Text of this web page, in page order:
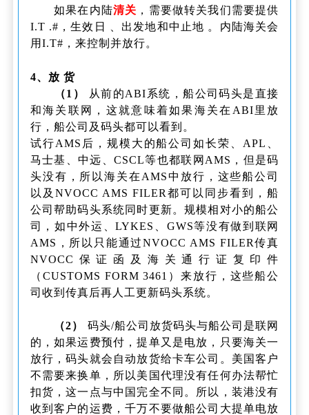
如果在内陆清关 ，需要做转关我们需要提供
I.T .#，生效日 、出发地和中止地 。内陆海关会
用I.T#，来控制并放行。
4、放 货
（1）
从前的ABI系统，船公司码头是直接
和海关联网，这就意味着如果海关在ABI里放
行，船公司及码头都可以看到。
试行AMS后，规模大的船公司如长荣、APL、
马士基、中远、CSCL等也都联网AMS，但是码
头没有，所以海关在AMS中放行，这些船公司
以及NVOCC AMS FILER都可以同步看到，船
公司帮助码头系统同时更新。规模相对小的船公
司，如中外运、LYKES、GWS等没有做到联网
AMS，所以只能通过NVOCC AMS FILER传真
NVOCC保证函及海关通行证复印件
（CUSTOMS FORM 3461）来放行，这些船公
司收到传真后再人工更新码头系统。
（2）
码头/船公司放货码头与船公司是联网
的，如果运费预付，提单又是电放，只要海关一
放行，码头就会自动放货给卡车公司。美国客户
不需要来换单，所以美国代理没有任何办法帮忙
扣货，这一点与中国完全不同。所以，装港没有
收到客户的运费，千万不要做船公司大提单电放